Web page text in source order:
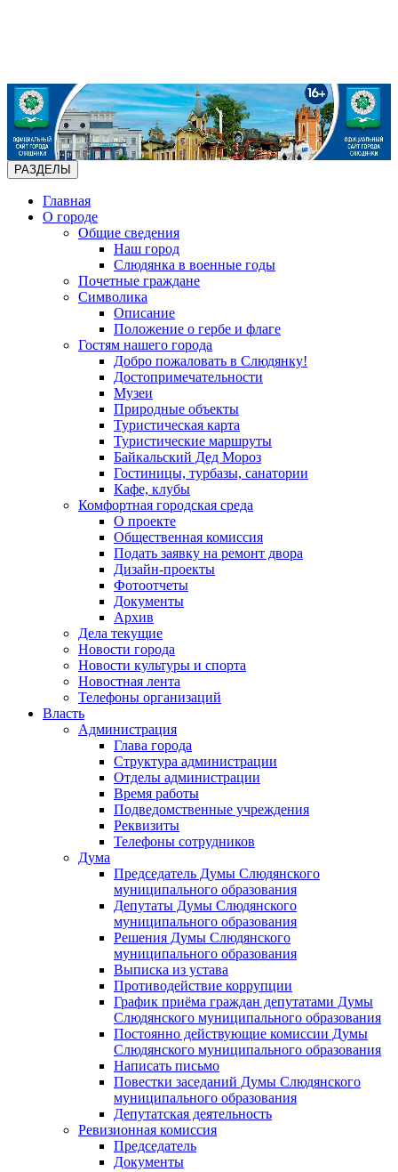
РАЗДЕЛЫ
Главная
О городе
Общие сведения
Наш город
Слюдянка в военные годы
Почетные граждане
Символика
Описание
Положение о гербе и флаге
Гостям нашего города
Добро пожаловать в Слюдянку!
Достопримечательности
Музеи
Природные объекты
Туристическая карта
Туристические маршруты
Байкальский Дед Мороз
Гостиницы, турбазы, санатории
Кафе, клубы
Комфортная городская среда
О проекте
Общественная комиссия
Подать заявку на ремонт двора
Дизайн-проекты
Фотоотчеты
Документы
Архив
Дела текущие
Новости города
Новости культуры и спорта
Новостная лента
Телефоны организаций
Власть
Администрация
Глава города
Структура администрации
Отделы администрации
Время работы
Подведомственные учреждения
Реквизиты
Телефоны сотрудников
Дума
Председатель Думы Слюдянского
муниципального образования
Депутаты Думы Слюдянского
муниципального образования
Решения Думы Слюдянского
муниципального образования
Выписка из устава
Противодействие коррупции
График приёма граждан депутатами Думы
Слюдянского муниципального образования
Постоянно действующие комиссии Думы
Слюдянского муниципального образования
Написать письмо
Повестки заседаний Думы Слюдянского
муниципального образования
Депутатская деятельность
Ревизионная комиссия
Председатель
Документы